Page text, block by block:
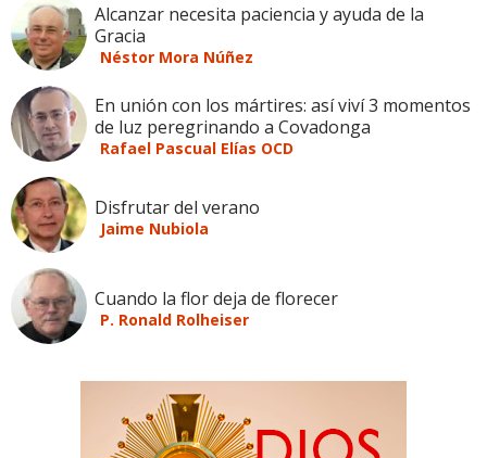
Alcanzar necesita paciencia y ayuda de la
Gracia
Néstor Mora Núñez
En unión con los mártires: así viví 3 momentos
de luz peregrinando a Covadonga
Rafael Pascual Elías OCD
Disfrutar del verano
Jaime Nubiola
Cuando la flor deja de florecer
P. Ronald Rolheiser